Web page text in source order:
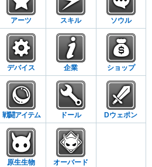
アーツ スキル ソウル
デバイス 企業 ショップ
戦闘アイテム ドール Dウェポン
原生生物 オーバード